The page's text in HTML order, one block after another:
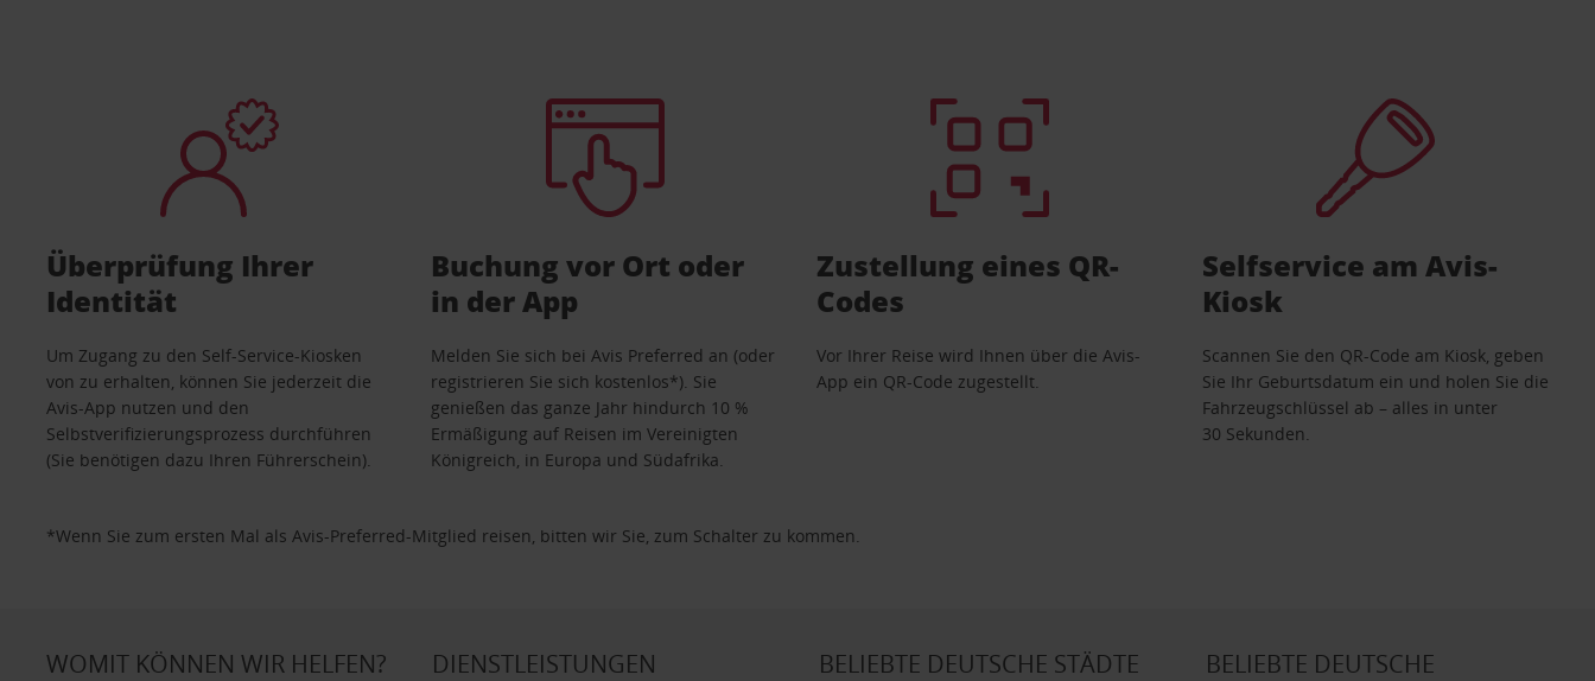
Überprüfung Ihrer
Identität
Um Zugang zu den Self-Service-Kiosken
von zu erhalten, können Sie jederzeit die
Avis-App nutzen und den
Selbstverifizierungsprozess durchführen
(Sie benötigen dazu Ihren Führerschein).
Buchung vor Ort oder
in der App
Melden Sie sich bei Avis Preferred an (oder
registrieren Sie sich kostenlos*). Sie
genießen das ganze Jahr hindurch 10 %
Ermäßigung auf Reisen im Vereinigten
Königreich, in Europa und Südafrika.
Zustellung eines QR-
Codes
Vor Ihrer Reise wird Ihnen über die Avis-
App ein QR-Code zugestellt.
Selfservice am Avis-
Kiosk
Scannen Sie den QR-Code am Kiosk, geben
Sie Ihr Geburtsdatum ein und holen Sie die
Fahrzeugschlüssel ab – alles in unter
30 Sekunden.
*Wenn Sie zum ersten Mal als Avis-Preferred-Mitglied reisen, bitten wir Sie, zum Schalter zu kommen.
WOMIT KÖNNEN WIR HELFEN? DIENSTLEISTUNGEN BELIEBTE DEUTSCHE STÄDTE
BELIEBTE DEUTSCHE